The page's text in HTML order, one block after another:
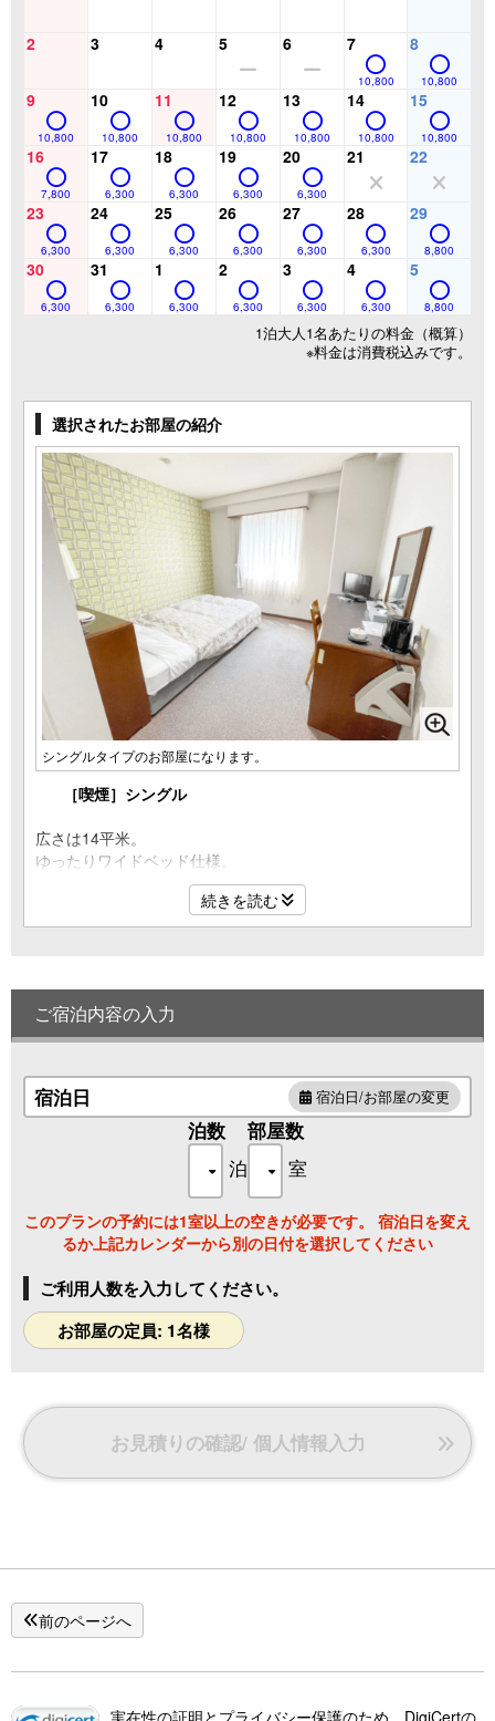
2 3 4 5 6 7
10,800
8
10,800
9
10,800
10
10,800
11
10,800
12
10,800
13
10,800
14
10,800
15
10,800
16
7,800
17
6,300
18
6,300
19
6,300
20
6,300
21 22
23
6,300
24
6,300
25
6,300
26
6,300
27
6,300
28
6,300
29
8,800
30
6,300
31
6,300
1
6,300
2
6,300
3
6,300
4
6,300
5
8,800
1泊大人1名あたりの料金（概算）
※料金は消費税込みです。
選択されたお部屋の紹介
シングルタイプのお部屋になります。
［喫煙］シングル
広さは14平米。
ゆったりワイドベッド仕様。
通常のシングルルームです。
続きを読む
ご宿泊内容の入力
宿泊日 宿泊日/お部屋の変更
泊数
泊
部屋数
室
このプランの予約には1室以上の空きが必要です。 宿泊日を変え
るか上記カレンダーから別の日付を選択してください
ご利用人数を入力してください。
お部屋の定員: 1名様
お見積りの確認/ 個人情報入力
前のページへ